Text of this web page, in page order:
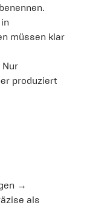
müssen klar
produziert
→
als